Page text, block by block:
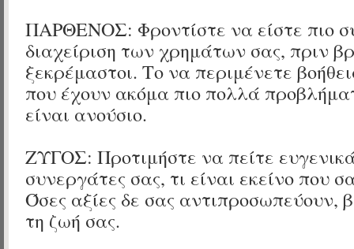
ΠΑΡΘΕΝΟΣ: Φροντίστε να είστε πιο
διαχείριση των χρημάτων σας, πριν
ξεκρέμαστοι. Το να περιμένετε
που έχουν ακόμα πιο πολλά
είναι ανούσιο.
ΖΥΓΟΣ: Προτιμήστε να πείτε
συνεργάτες σας, τι είναι εκείνο που
Όσες αξίες δε σας αντιπροσωπεύουν,
τη ζωή σας.